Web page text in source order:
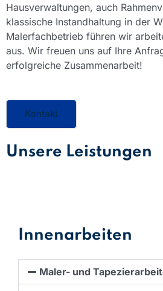
Hausverwaltungen, auch
klassische Instandhaltung in der
Malerfachbetrieb führen wir
aus. Wir freuen uns auf Ihre
erfolgreiche Zusammenarbeit!
Kontakt
Unsere Leistungen
Innenarbeiten
Maler- und